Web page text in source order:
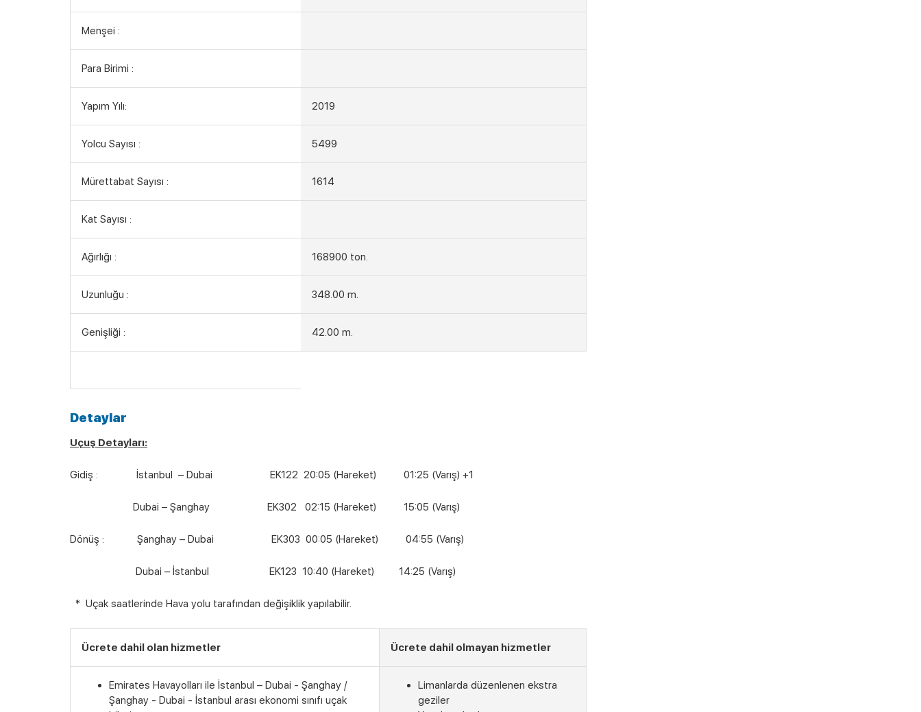
Menşei :
Para Birimi :
Yapım Yılı: 2019
Yolcu Sayısı : 5499
Mürettabat Sayısı : 1614
Kat Sayısı :
Ağırlığı : 168900 ton.
Uzunluğu : 348.00 m.
Genişliği : 42.00 m.
Detaylar
Uçuş Detayları:
Gidiş : İstanbul – Dubai EK122 20:05 (Hareket) 01:25 (Varış) +1
Dubai – Şanghay EK302 02:15 (Hareket) 15:05 (Varış)
Dönüş : Şanghay – Dubai EK303 00:05 (Hareket) 04:55 (Varış)
Dubai – İstanbul EK123 10:40 (Hareket) 14:25 (Varış)
* Uçak saatlerinde Hava yolu tarafından değişiklik yapılabilir.
Ücrete dahil olan hizmetler Ücrete dahil olmayan hizmetler
Emirates Havayolları ile İstanbul – Dubai - Şanghay /
Şanghay - Dubai - İstanbul arası ekonomi sınıfı uçak
Limanlarda düzenlenen ekstra
geziler